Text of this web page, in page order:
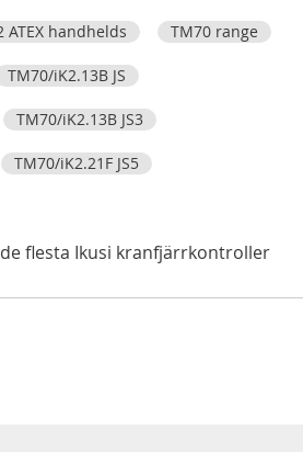
ATEX handhelds TM70 range
TM70/iK2.13B JS
TM70/iK2.13B JS3
TM70/iK2.21F JS5
flesta Ikusi kranfjärrkontroller